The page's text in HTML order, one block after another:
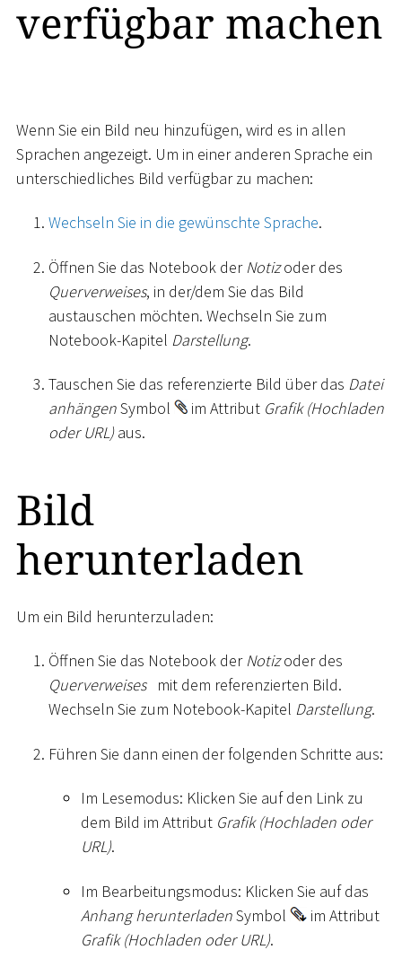
verfügbar machen
Wenn Sie ein Bild neu hinzufügen, wird es in allen
Sprachen angezeigt. Um in einer anderen Sprache ein
unterschiedliches Bild verfügbar zu machen:
Wechseln Sie in die gewünschte Sprache.
Öffnen Sie das Notebook derNotizoder des
Querverweises, in der/dem Sie das Bild
austauschen möchten. Wechseln Sie zum
Notebook-Kapitel Darstellung.
Tauschen Sie das referenzierte Bild über das Datei
anhängenSymbol im Attribut Grafik (Hochladen
oder URL)aus.
Bild
herunterladen
Um ein Bild herunterzuladen:
Öffnen Sie das Notebook derNotizoder des
Querverweises
mit dem referenzierten Bild.
Wechseln Sie zum Notebook-Kapitel Darstellung.
Führen Sie dann einen der folgenden Schritte aus:
Im Lesemodus: Klicken Sie auf den Link zu
dem Bild im Attribut Grafik (Hochladen oder
URL).
Im Bearbeitungsmodus: Klicken Sie auf das
Anhang herunterladenSymbol
im Attribut
Grafik (Hochladen oder URL).